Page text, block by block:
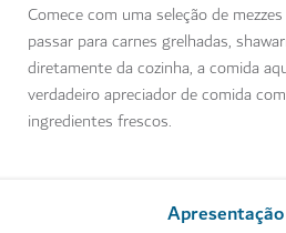
Comece com uma seleção de
passar para carnes grelhadas,
diretamente da cozinha, a comida
verdadeiro apreciador de comida
ingredientes frescos.